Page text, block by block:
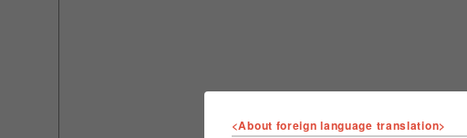
<About foreign language translation>